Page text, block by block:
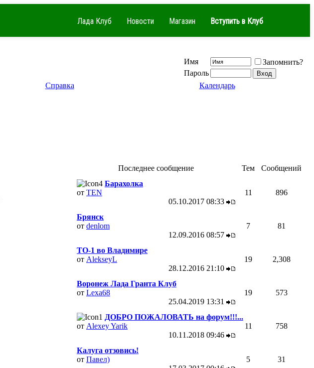
Лада Клуб Новости Магазин Вступить в Клуб
Имя
Запомнить?
Пароль
Справка Календарь
Последнее сообщение Тем Сообщений
Барахолка
от TEN
05.10.2017 08:33
11 896
Брянск
от denlom
12.09.2016 08:57
7 81
ТО-1 во Владимире
от AlekseyL
28.12.2016 21:10
19 2,308
Воронеж Лада Гранта Клуб
от Lexa68
25.04.2019 13:31
19 573
ДОБРО ПОЖАЛОВАТЬ на форум!!!...
от Alexey Yarik
10.11.2018 09:46
11 758
Калуга отзовись!
от Павел)
5 31